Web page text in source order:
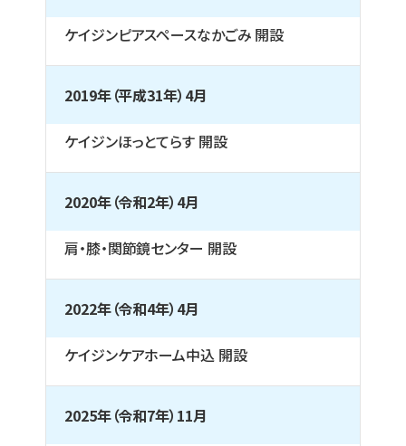
ケイジンピアスペースなかごみ 開設
2019年（平成31年）4月
ケイジンほっとてらす 開設
2020年（令和2年）4月
肩・膝・関節鏡センター 開設
2022年（令和4年）4月
ケイジンケアホーム中込 開設
2025年（令和7年）11月